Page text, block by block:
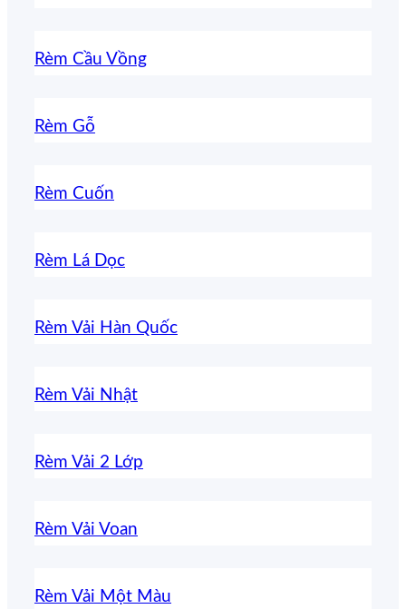
Rèm Cầu Vồng
Rèm Gỗ
Rèm Cuốn
Rèm Lá Dọc
Rèm Vải Hàn Quốc
Rèm Vải Nhật
Rèm Vải 2 Lớp
Rèm Vải Voan
Rèm Vải Một Màu